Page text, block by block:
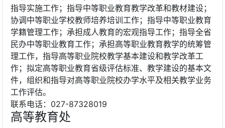
指导实施工作；指导中等职业教育教学改革和教材建设；
协调中等职业学校教师培养培训工作；指导中等职业教育
学籍管理工作；承担成人教育的宏观指导工作；指导全省
民办中等职业教育工作；承担高等职业教育教学的统筹管
理工作，指导高等职业院校教学基本建设和教学改革工
作；拟定高等职业教育省级评估标准、教学建设的基本文
件，组织和指导对高等职业院校办学水平及相关教学业务
工作评估。
联系电话：027-87328019
高等教育处